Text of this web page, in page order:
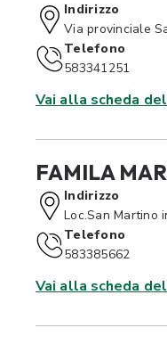
Indirizzo
Via provinciale
Telefono
583341251
Vai alla scheda
FAMILA
Indirizzo
Loc.San Martino
Telefono
583385662
Vai alla scheda